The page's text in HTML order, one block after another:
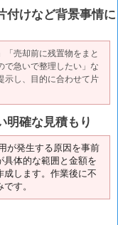
付けなど背景事情に
「売却前に残置物をまと
で急いで整理したい」な
示し、目的に合わせて片
明確な見積もり
が発生する原因を事前
具体的な範囲と金額を
成します。作業後に不
です。